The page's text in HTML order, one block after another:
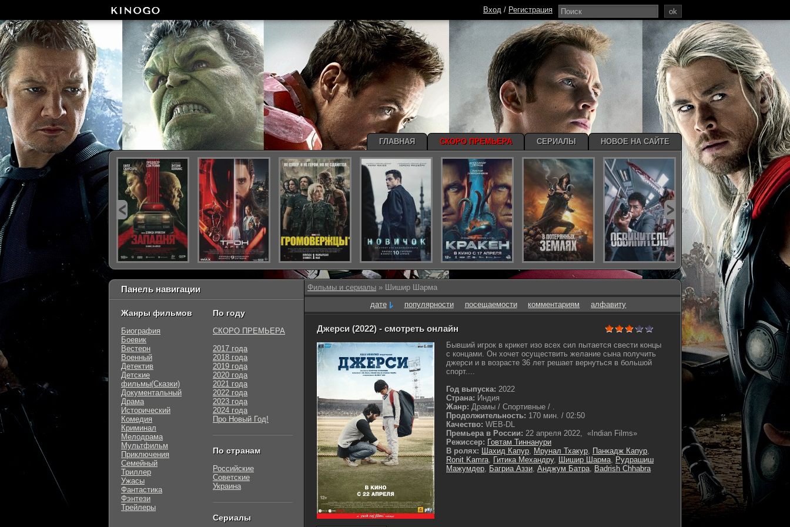
Фильмы и сериалы » Шишир Шарма
дате
популярности посещаемости комментариям алфавиту
Джерси (2022) - смотреть онлайн
Бывший игрок в крикет изо всех сил пытается свести концы
с концами. Он хочет осуществить желание сына получить
джерси и в возрасте 36 лет решает вернуться в большой
спорт....
Год выпуска: 2022
Страна: Индия
Жанр: Драмы / Спортивные / .
Продолжительность: 170 мин. / 02:50
Качество: WEB-DL
Премьера в России: 22 апреля 2022, «Indian Films»
Режиссер: Говтам Тиннанури
В ролях: Шахид Капур, Мрунал Тхакур, Панкадж Капур,
Ronit Kamra, Гитика Механдру, Шишир Шарма, Рудрашиш
Мажумдер, Багриа Аззи, Анджум Батра, Badrish Chhabra
Панель навигации
Жанры фильмов
Биография
Боевик
Вестерн
Военный
Детектив
Детские
фильмы(Сказки)
Документальный
Драма
Исторический
Комедия
Криминал
Мелодрама
Мультфильм
Приключения
Семейный
Триллер
Ужасы
Фантастика
Фэнтези
Трейлеры
По году
СКОРО ПРЕМЬЕРА
2017 года
2018 года
2019 года
2020 года
2021 года
2022 года
2023 года
2024 года
Про Новый Год!
По странам
Российские
Советские
Украина
Сериалы
ok
Вход / Регистрация
ГЛАВНАЯ СКОРО ПРЕМЬЕРА СЕРИАЛЫ НОВОЕ НА САЙТЕ